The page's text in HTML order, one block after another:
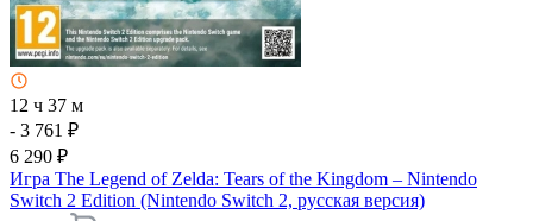
12 ч 37 м
- 3 761 ₽
6 290 ₽
Игра The Legend of Zelda: Tears of the Kingdom – Nintendo
Switch 2 Edition (Nintendo Switch 2, русская версия)